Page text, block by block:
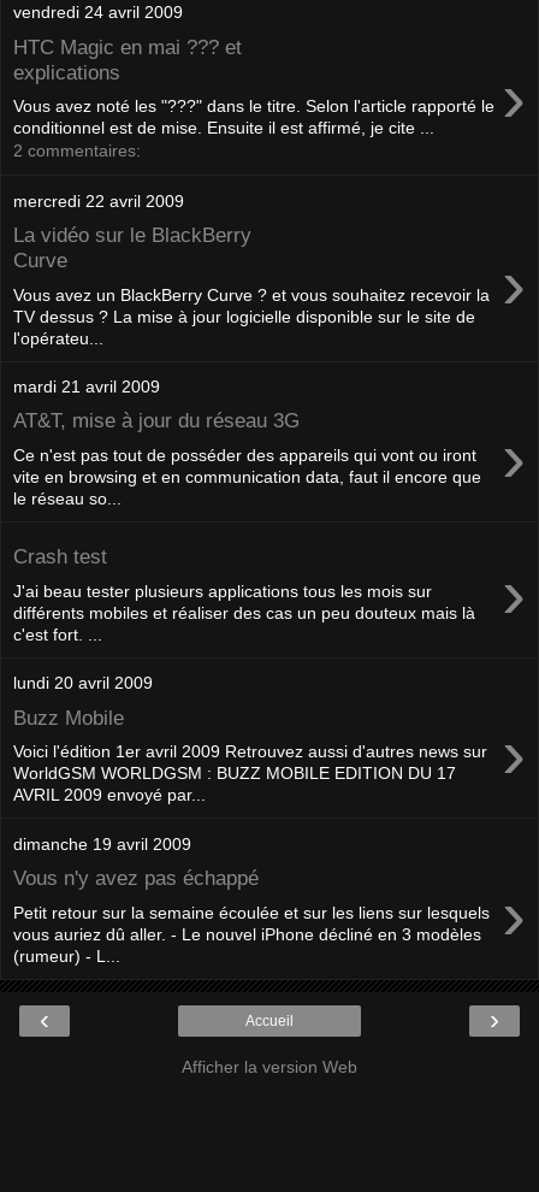
vendredi 24 avril 2009
HTC Magic en mai ??? et
explications
›
Vous avez noté les "???" dans le titre. Selon l'article rapporté le
conditionnel est de mise. Ensuite il est affirmé, je cite ...
2 commentaires:
mercredi 22 avril 2009
La vidéo sur le BlackBerry
Curve
›
Vous avez un BlackBerry Curve ? et vous souhaitez recevoir la
TV dessus ? La mise à jour logicielle disponible sur le site de
l'opérateu...
mardi 21 avril 2009
AT&T, mise à jour du réseau 3G ›
Ce n'est pas tout de posséder des appareils qui vont ou iront
vite en browsing et en communication data, faut il encore que
le réseau so...
Crash test ›
J'ai beau tester plusieurs applications tous les mois sur
différents mobiles et réaliser des cas un peu douteux mais là
c'est fort. ...
lundi 20 avril 2009
Buzz Mobile ›
Voici l'édition 1er avril 2009 Retrouvez aussi d'autres news sur
WorldGSM WORLDGSM : BUZZ MOBILE EDITION DU 17
AVRIL 2009 envoyé par...
dimanche 19 avril 2009
Vous n'y avez pas échappé ›
Petit retour sur la semaine écoulée et sur les liens sur lesquels
vous auriez dû aller. - Le nouvel iPhone décliné en 3 modèles
(rumeur) - L...
‹ ›
Accueil
Afficher la version Web